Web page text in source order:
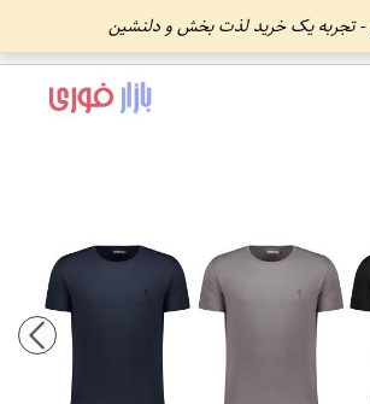
- تجربه یک خرید لذت بخش و دلنشین